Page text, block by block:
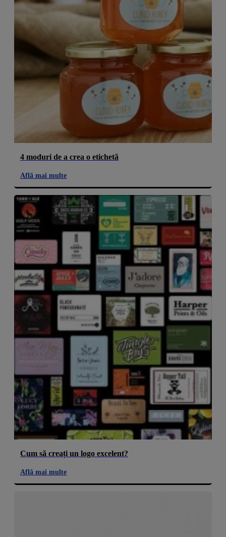
4 moduri de a crea o etichetă
Află mai multe
Cum să creați un logo excelent?
Află mai multe